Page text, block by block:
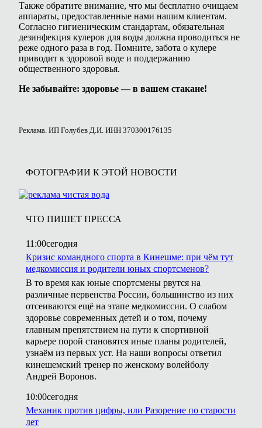
Также обратите внимание, что мы бесплатно очищаем
аппараты, предоставленные нами нашим клиентам.
Согласно гигиеническим стандартам, обязательная
дезинфекция кулеров для воды должна проводиться не
реже одного раза в год. Помните, забота о кулере
приводит к здоровой воде и поддержанию
общественного здоровья.
Не забывайте: здоровье — в вашем стакане!
Реклама. ИП Голубев Д.И. ИНН 370300176135
ФОТОГРАФИИ К ЭТОЙ НОВОСТИ
ЧТО ПИШЕТ ПРЕССА
11:00сегодня
Кризис командного спорта в Кинешме: при чём тут
медкомиссия и родители юных спортсменов?
В то время как юные спортсмены рвутся на
различные первенства России, большинство из них
отсеиваются ещё на этапе медкомиссии. О слабом
здоровье современных детей и о том, почему
главным препятствием на пути к спортивной
карьере порой становятся иные планы родителей,
узнаём из первых уст. На наши вопросы ответил
кинешемский тренер по женскому волейболу
Андрей Воронов.
10:00сегодня
Механик против цифры, или Разорение по старости
лет